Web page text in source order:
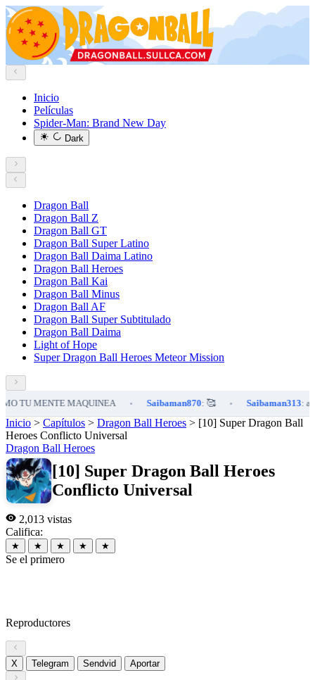
Inicio
Películas
Spider-Man: Brand New Day
Dark
Dragon Ball
Dragon Ball Z
Dragon Ball GT
Dragon Ball Super Latino
Dragon Ball Daima Latino
Dragon Ball Heroes
Dragon Ball Kai
Dragon Ball Minus
Dragon Ball AF
Dragon Ball Super Subtitulado
Dragon Ball Daima
Light of Hope
Super Dragon Ball Heroes Meteor Mission
MENTE MAQUINEA • Saibaman870: 🥰 • Saibaman313: ajajjaj,
Inicio > Capítulos > Dragon Ball Heroes > [10] Super Dragon Ball
Heroes Conflicto Universal
Dragon Ball Heroes
[10] Super Dragon Ball Heroes
Conflicto Universal
2,013 vistas
Califica:
★ ★ ★ ★ ★
Se el primero
Reproductores
X Telegram Sendvid Aportar